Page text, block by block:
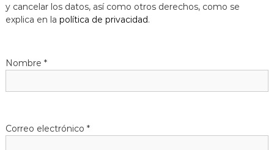
y cancelar los datos, así como otros derechos, como se
explica en la política de privacidad.
Nombre *
Correo electrónico *